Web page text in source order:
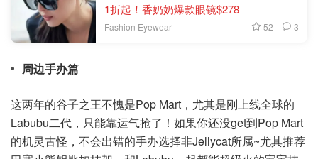
1折起！香奶奶爆款眼镜$278
Fashion Eyewear 52 3
周边手办篇
这两年的谷子之王不愧是Pop Mart，尤其是刚上线全球的
Labubu二代，只能靠运气抢了！如果你还没get到Pop Mart
的机灵古怪，不会出错的手办选择非Jellycat所属~尤其推荐